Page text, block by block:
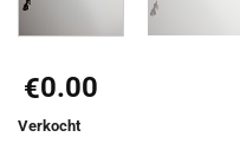
€0.00
Verkocht